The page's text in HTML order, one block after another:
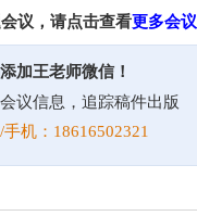
议，请点击查看更多会议
加王老师微信！
议信息，追踪稿件出版
机：18616502321